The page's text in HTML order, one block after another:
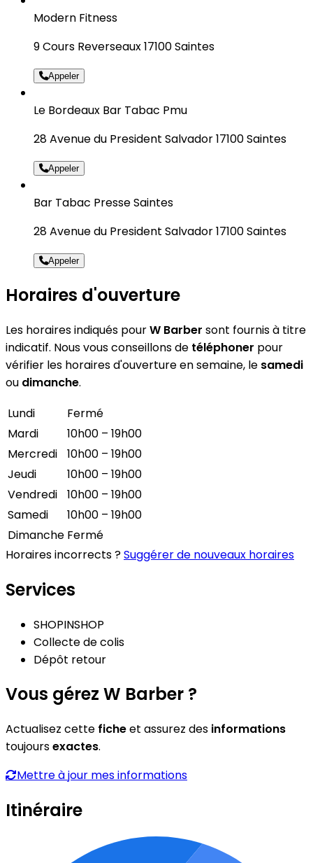
Modern Fitness
9 Cours Reverseaux 17100 Saintes
Appeler
Le Bordeaux Bar Tabac Pmu
28 Avenue du President Salvador 17100 Saintes
Appeler
Bar Tabac Presse Saintes
28 Avenue du President Salvador 17100 Saintes
Appeler
Horaires d'ouverture
Les horaires indiqués pourW Barber sont fournis à titre
indicatif. Nous vous conseillons de téléphoner pour
vérifier les horaires d'ouverture en semaine, le samedi
ou dimanche.
Lundi
Fermé
Mardi
10h00 – 19h00
Mercredi
10h00 – 19h00
Jeudi
10h00 – 19h00
Vendredi
10h00 – 19h00
Samedi
10h00 – 19h00
Dimanche Fermé
Horaires incorrects ?Suggérer de nouveaux horaires
Services
SHOPINSHOP
Collecte de colis
Dépôt retour
Vous gérez W Barber ?
Actualisez cette ficheet assurez des informations
toujoursexactes.
Mettre à jour mes informations
Itinéraire